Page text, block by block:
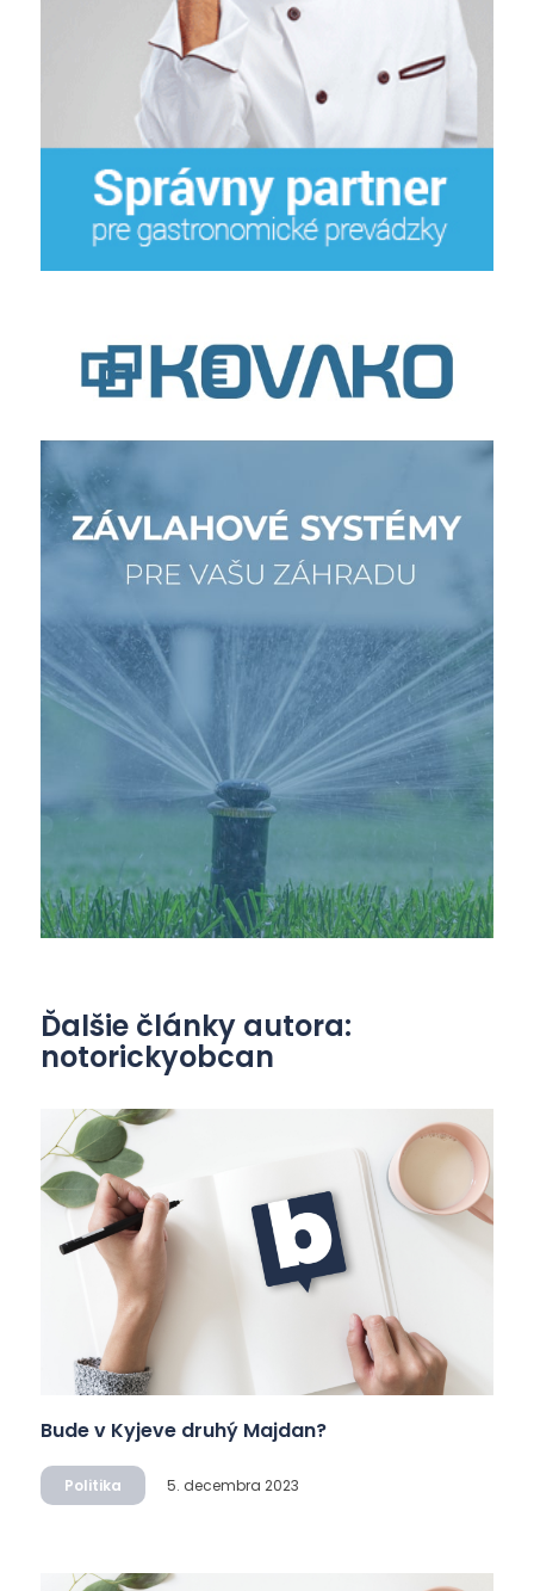
Ďalšie články autora:
notorickyobcan
Bude v Kyjeve druhý Majdan?
Politika 5. decembra 2023